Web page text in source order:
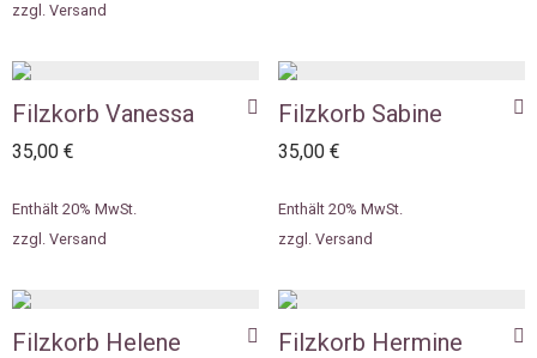
zzgl. Versand
Filzkorb Vanessa
35,00 €
Enthält 20% MwSt.
zzgl. Versand
Filzkorb Sabine
35,00 €
Enthält 20% MwSt.
zzgl. Versand
Filzkorb Helene Filzkorb Hermine